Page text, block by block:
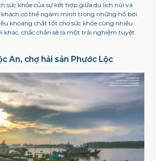
sức khỏe của sự kết hợp giữa du lịch núi và
có thể ngâm mình trong những hồ bơi
khoáng chất tốt cho sức khỏe cùng nhiều
khác, chắc chắn sẽ là một trải nghiệm tuyệt
An, chợ hải sản Phước Lộc